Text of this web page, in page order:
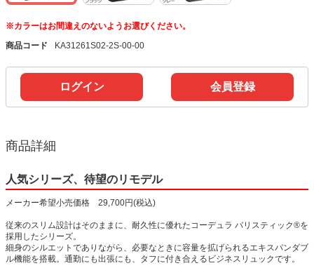
※カラーはお間違えのないようお選びください。
商品コード
KA31261S02-2S-00-00
ログイン 会員登録
商品詳細
人気シリーズ、待望のリモデル
メーカー希望小売価格 29,700円(税込)
従来のスリム設計はそのままに、耐久性に優れたコーデュラ バリスティック®を
採用したシリーズ。
細身のシルエットでありながら、必要なときに容量を拡げられるエキスパンダブ
ル機能を搭載。通勤にも出張にも、タフに付き合えるビジネスリュックです。